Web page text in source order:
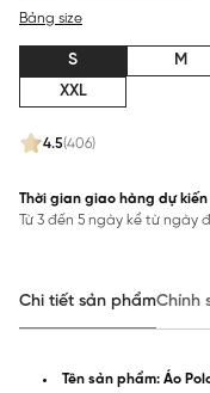
4.5(406)
Bảng size
S M
XXL
Thời gian giao hàng dự kiến
Từ 3 đến 5 ngày kể từ ngày
Chi tiết sản phẩmChính
Tên sản phẩm: Áo